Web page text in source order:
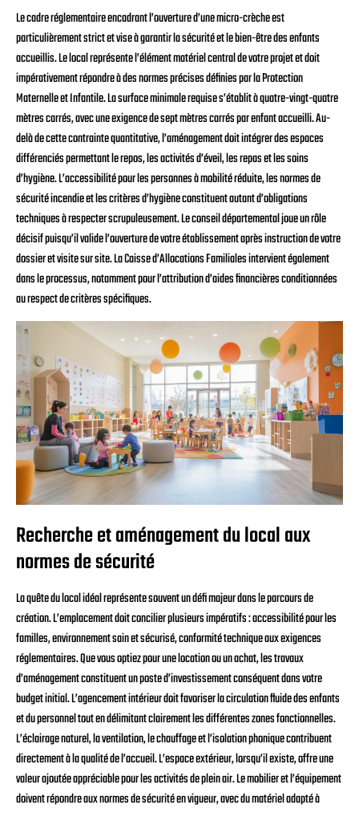
Le cadre réglementaire encadrant l’ouverture d’une micro-crèche est
particulièrement strict et vise à garantir la sécurité et le bien-être des enfants
accueillis. Le local représente l’élément matériel central de votre projet et doit
impérativement répondre à des normes précises définies par la Protection
Maternelle et Infantile. La surface minimale requise s’établit à quatre-vingt-quatre
mètres carrés, avec une exigence de sept mètres carrés par enfant accueilli. Au-
delà de cette contrainte quantitative, l’aménagement doit intégrer des espaces
différenciés permettant le repos, les activités d’éveil, les repas et les soins
d’hygiène. L’accessibilité pour les personnes à mobilité réduite, les normes de
sécurité incendie et les critères d’hygiène constituent autant d’obligations
techniques à respecter scrupuleusement. Le conseil départemental joue un rôle
décisif puisqu’il valide l’ouverture de votre établissement après instruction de votre
dossier et visite sur site. La Caisse d’Allocations Familiales intervient également
dans le processus, notamment pour l’attribution d’aides financières conditionnées
au respect de critères spécifiques.
Recherche et aménagement du local aux
normes de sécurité
La quête du local idéal représente souvent un défi majeur dans le parcours de
création. L’emplacement doit concilier plusieurs impératifs : accessibilité pour les
familles, environnement sain et sécurisé, conformité technique aux exigences
réglementaires. Que vous optiez pour une location ou un achat, les travaux
d’aménagement constituent un poste d’investissement conséquent dans votre
budget initial. L’agencement intérieur doit favoriser la circulation fluide des enfants
et du personnel tout en délimitant clairement les différentes zones fonctionnelles.
L’éclairage naturel, la ventilation, le chauffage et l’isolation phonique contribuent
directement à la qualité de l’accueil. L’espace extérieur, lorsqu’il existe, offre une
valeur ajoutée appréciable pour les activités de plein air. Le mobilier et l’équipement
doivent répondre aux normes de sécurité en vigueur, avec du matériel adapté à